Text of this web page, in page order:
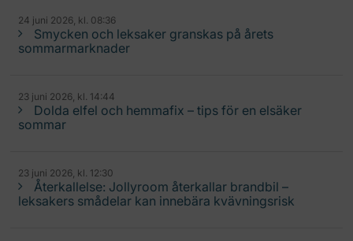
24 juni 2026, kl. 08:36
Smycken och leksaker granskas på årets
sommarmarknader
23 juni 2026, kl. 14:44
Dolda elfel och hemmafix – tips för en elsäker
sommar
23 juni 2026, kl. 12:30
Återkallelse: Jollyroom återkallar brandbil –
leksakers smådelar kan innebära kvävningsrisk